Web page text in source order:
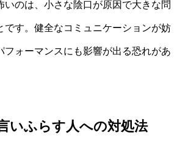
いのは、小さな陰口が原因で大きな問
です。健全なコミュニケーションが妨
フォーマンスにも影響が出る恐れがあ
いふらす人への対処法